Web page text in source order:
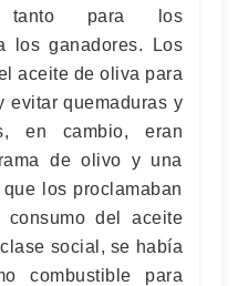
tanto para los
los ganadores. Los
aceite de oliva para
evitar quemaduras y
en cambio, eran
de olivo y una
los proclamaban
consumo del aceite
social, se había
combustible para